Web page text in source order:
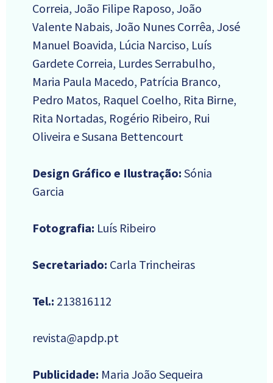
Correia, João Filipe Raposo, João
Valente Nabais, João Nunes Corrêa, José
Manuel Boavida, Lúcia Narciso, Luís
Gardete Correia, Lurdes Serrabulho,
Maria Paula Macedo, Patrícia Branco,
Pedro Matos, Raquel Coelho, Rita Birne,
Rita Nortadas, Rogério Ribeiro, Rui
Oliveira e Susana Bettencourt
Design Gráfico e Ilustração: Sónia
Garcia
Fotografia: Luís Ribeiro
Secretariado: Carla Trincheiras
Tel.: 213816112
revista@apdp.pt
Publicidade: Maria João Sequeira